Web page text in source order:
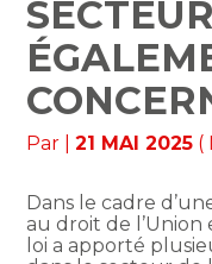
Par |21 MAI 2025 (
Dans le cadre
au droit de
loi a apporté